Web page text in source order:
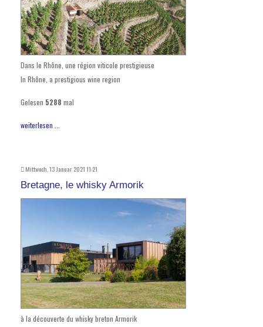
Dans le Rhône, une région viticole prestigieuse
In Rhône, a prestigious wine region
Gelesen 5288 mal
weiterlesen ...
Mittwoch, 13 Januar 2021 11:21
Bretagne, le whisky Armorik
à la découverte du whisky breton Armorik